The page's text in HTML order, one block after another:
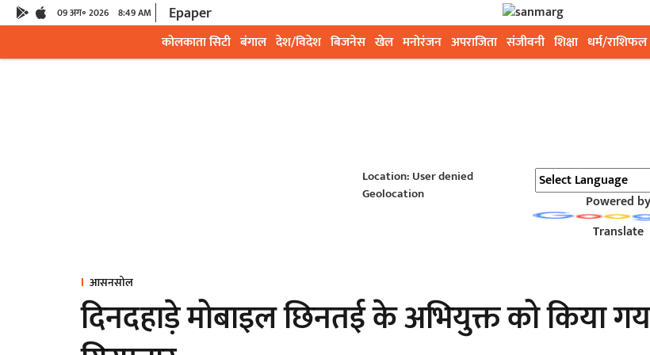
09 अग॰ 2026 8:49 AM Epaper
कोलकाता सिटी बंगाल देश/विदेश बिजनेस खेल मनोरंजन अपराजिता संजीवनी शिक्षा धर्म/राशिफल
Location: User denied
Geolocation
Powered by
Translate
आसनसोल
दिनदहाड़े मोबाइल छिनतई के अभियुक्त को किया